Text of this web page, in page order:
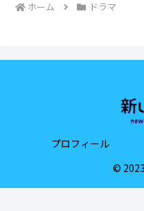
ホーム ドラマ
プロフィール
©